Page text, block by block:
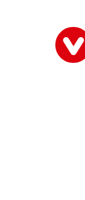
Finanzen